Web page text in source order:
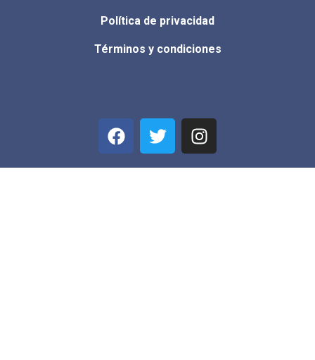
Política de privacidad
Términos y condiciones